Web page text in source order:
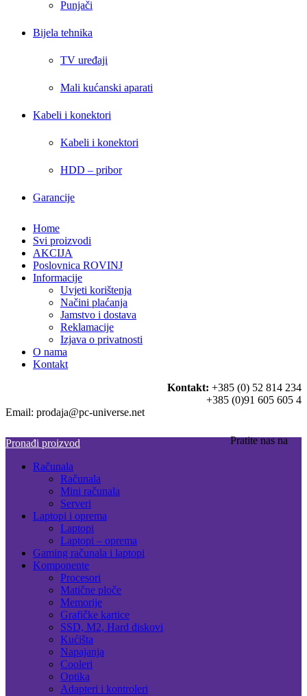
Punjači
Bijela tehnika
TV uređaji
Mali kućanski aparati
Kabeli i konektori
Kabeli i konektori
HDD – pribor
Garancije
Home
Svi proizvodi
AKCIJA
Poslovnica ROVINJ
Informacije
Uvjeti korištenja
Načini plaćanja
Jamstvo i dostava
Reklamacije
Izjava o privatnosti
O nama
Kontakt
Kontakt: +385 (0) 52 814 234
+385 (0)91 605 605 4
Email: prodaja@pc-universe.net
Pratite nas na
Pronađi proizvod
Računala
Računala
Mini računala
Serveri
Laptopi i oprema
Laptopi
Laptopi – oprema
Gaming računala i laptopi
Komponente
Procesori
Matične ploče
Memorije
Grafičke kartice
SSD, M2, Hard diskovi
Kućišta
Napajanja
Cooleri
Optika
Adapteri i kontroleri